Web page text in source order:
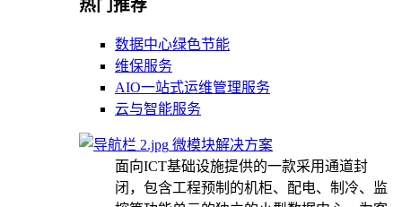
热门推荐
数据中心绿色节能
维保服务
AIO一站式运维管理服务
云与智能服务
微模块解决方案
面向ICT基础设施提供的一款采用通道封
闭，包含工程预制的机柜、配电、制冷、监